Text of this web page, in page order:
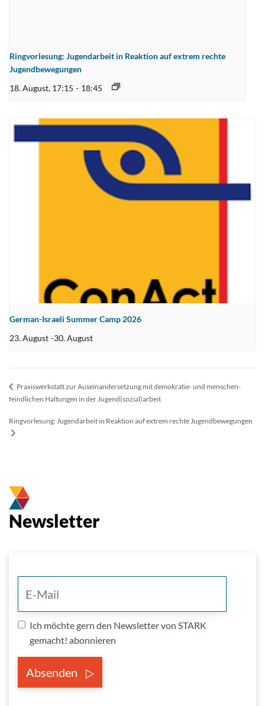
Ringvorlesung: Jugendarbeit in Reaktion auf extrem rechte
Jugendbewegungen
18. August, 17:15 - 18:45
German-Israeli Summer Camp 2026
23. August -30. August
Praxiswerkstatt zur Auseinander­setzung mit demokratie- und menschen­
feindlichen Haltungen in der Jugend­(sozial)­arbeit
Ringvorlesung: Jugendarbeit in Reaktion auf extrem rechte Jugendbewegungen
Newsletter
Ich möchte gern den Newsletter von STARK
gemacht! abonnieren
Absenden